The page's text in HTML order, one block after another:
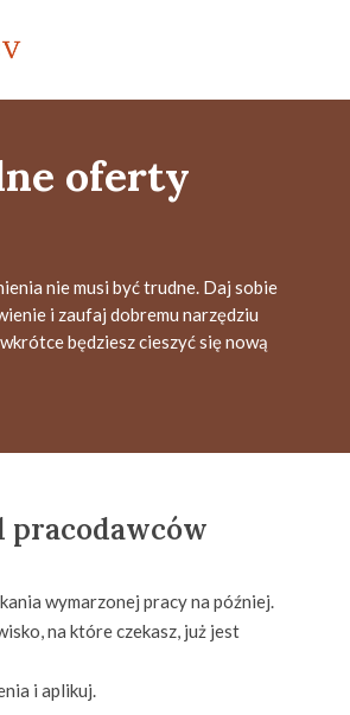
oferty
nie musi być trudne. Daj sobie
i zaufaj dobremu narzędziu
będziesz cieszyć się nową
pracodawców
wymarzonej pracy na później.
na które czekasz, już jest
i aplikuj.